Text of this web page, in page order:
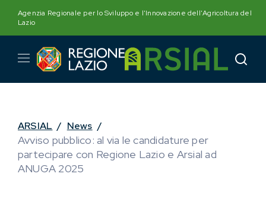
content
Agenzia Regionale per lo Sviluppo e l'Innovazione dell'Agricoltura del
Lazio
ARSIAL / News /
Avviso pubblico: al via le candidature per
partecipare con Regione Lazio e Arsial ad
ANUGA 2025